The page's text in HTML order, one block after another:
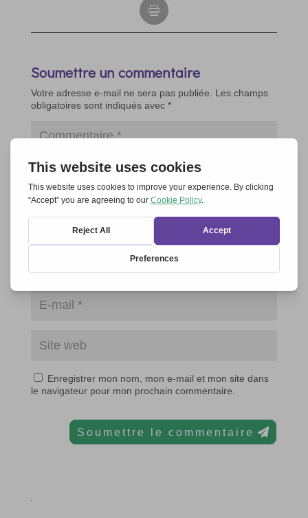
Soumettre un commentaire
Votre adresse e-mail ne sera pas publiée.
Les champs
obligatoires sont indiqués avec *
Enregistrer mon nom, mon e-mail et mon site dans
le navigateur pour mon prochain commentaire.
Soumettre le commentaire